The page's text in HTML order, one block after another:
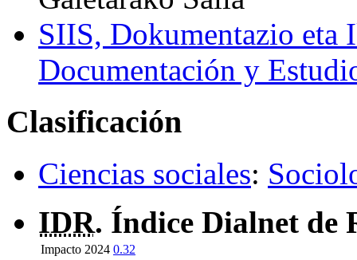
SIIS, Dokumentazio eta
Documentación y
Clasificación
Ciencias sociales:
IDR. Índice Dialnet de
Impacto 2024 0.32